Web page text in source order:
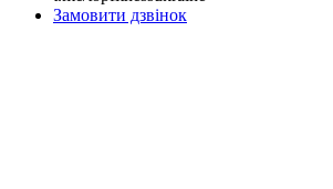
Замовити дзвінок